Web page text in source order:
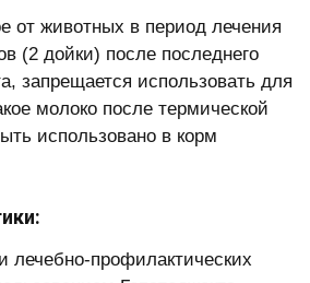
от животных в период лечения
(2 дойки) после последнего
запрещается использовать для
молоко после термической
использовано в корм
лечебно-профилактических